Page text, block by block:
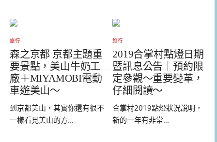
旅行
森之京都 京都主題重
要景點，美山牛奶工
廠＋MIYAMOBI電動
車遊美山～
到京都美山，其實你還有很不
一樣看見美山的方...
旅行
2019合掌村點燈日期
暨訊息公告｜預約限
定參觀～重要變革，
仔細閱讀～
合掌村2019點燈狀況說明，
新的一年有非常...